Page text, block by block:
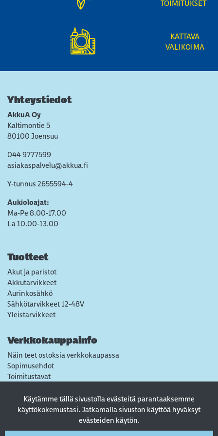
Käytämme tällä sivustolla evästeitä parantaaksemme
käyttökokemustasi. Jatkamalla sivuston käyttöä hyväksyt
evästeiden käytön.
TOIMITUKSET
KATTAVA
VALIKOIMA
Yhteystiedot
AkkuA Oy
Kaltimontie 5
80100 Joensuu
044 9777599
asiakaspalvelu@akkua.fi
Y-tunnus 2655594-4
Aukioloajat:
Ma-Pe 8.00-17.00
La 10.00-13.00
Tuotteet
Akut ja paristot
Akkutarvikkeet
Aurinkosähkö
Sähkötarvikkeet 12-48V
Yleistarvikkeet
Verkkokauppainfo
Näin teet ostoksia verkkokaupassa
Sopimusehdot
Toimitustavat
Tietosuojaseloste
Usein kysytyt kysymykset